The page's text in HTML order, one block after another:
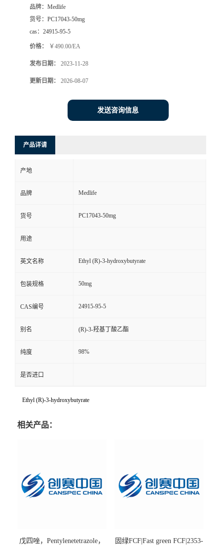
品牌： Medlife
货号： PC17043-50mg
cas： 24915-95-5
价格： ￥490.00/EA
发布日期： 2023-11-28
更新日期： 2026-08-07
发送咨询信息
产品详请
产地
品牌 Medlife
货号 PC17043-50mg
用途
英文名称 Ethyl (R)-3-hydroxybutyrate
包装规格 50mg
CAS编号 24915-95-5
别名 (R)-3-羟基丁酸乙酯
纯度 98%
是否进口
Ethyl (R)-3-hydroxybutyrate
相关产品：
戊四唑，Pentylenetetrazole，
固绿FCF|Fast green FCF|2353-